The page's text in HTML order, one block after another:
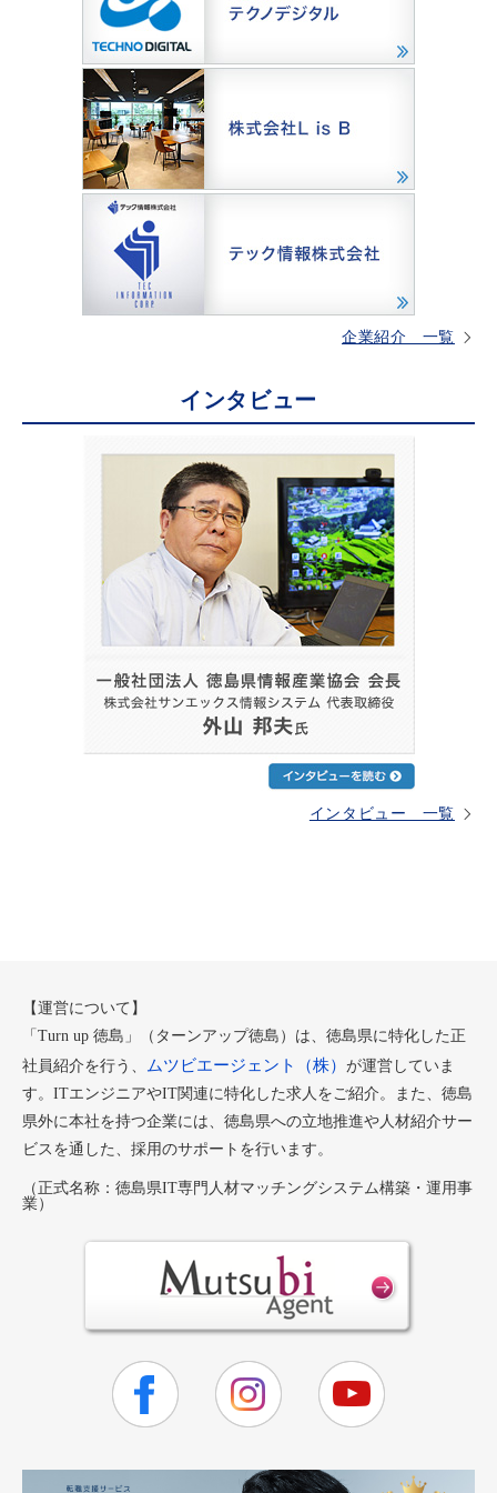
企業紹介 一覧
インタビュー
インタビュー 一覧
【運営について】
「Turn up 徳島」（ターンアップ徳島）は、徳島県に特化した正
社員紹介を行う、
ムツビエージェント（株） が運営していま
す。ITエンジニアやIT関連に特化した求人をご紹介。また、徳島
県外に本社を持つ企業には、徳島県への立地推進や人材紹介サー
ビスを通した、採用のサポートを行います。
（正式名称：徳島県IT専門人材マッチングシステム構築・運用事
業）